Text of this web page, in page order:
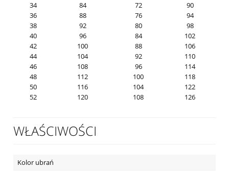
34
84 72
90
36
88 76
94
38
92 80
98
40
96 84
102
42
100 88
106
44
104 92
110
46
108 96
114
48
112 100
118
50
116 104
122
52
120 108 126
WŁAŚCIWOŚCI
Kolor ubrań